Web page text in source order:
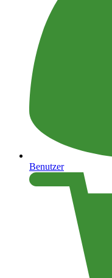
Benutzer